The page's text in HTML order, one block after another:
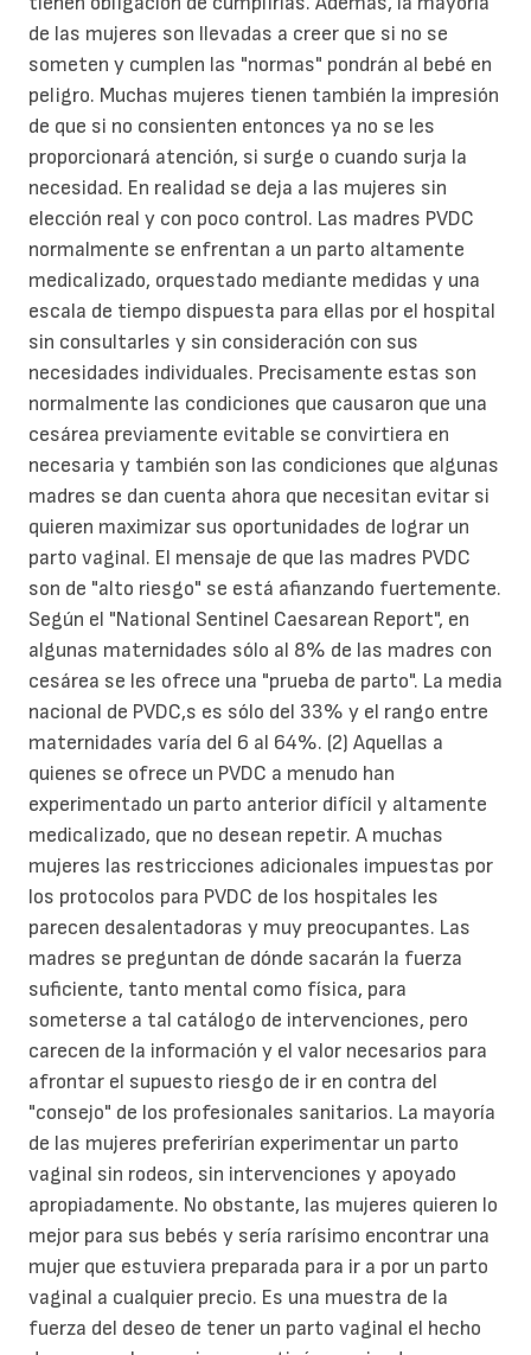
de las mujeres son llevadas a creer que si no se
someten y cumplen las "normas" pondrán al bebé en
peligro. Muchas mujeres tienen también la impresión
de que si no consienten entonces ya no se les
proporcionará atención, si surge o cuando surja la
necesidad. En realidad se deja a las mujeres sin
elección real y con poco control. Las madres PVDC
normalmente se enfrentan a un parto altamente
medicalizado, orquestado mediante medidas y una
escala de tiempo dispuesta para ellas por el hospital
sin consultarles y sin consideración con sus
necesidades individuales. Precisamente estas son
normalmente las condiciones que causaron que una
cesárea previamente evitable se convirtiera en
necesaria y también son las condiciones que algunas
madres se dan cuenta ahora que necesitan evitar si
quieren maximizar sus oportunidades de lograr un
parto vaginal. El mensaje de que las madres PVDC
son de "alto riesgo" se está afianzando fuertemente.
Según el "National Sentinel Caesarean Report", en
algunas maternidades sólo al 8% de las madres con
cesárea se les ofrece una "prueba de parto". La media
nacional de PVDC,s es sólo del 33% y el rango entre
maternidades varía del 6 al 64%. (2) Aquellas a
quienes se ofrece un PVDC a menudo han
experimentado un parto anterior difícil y altamente
medicalizado, que no desean repetir. A muchas
mujeres las restricciones adicionales impuestas por
los protocolos para PVDC de los hospitales les
parecen desalentadoras y muy preocupantes. Las
madres se preguntan de dónde sacarán la fuerza
suficiente, tanto mental como física, para
someterse a tal catálogo de intervenciones, pero
carecen de la información y el valor necesarios para
afrontar el supuesto riesgo de ir en contra del
"consejo" de los profesionales sanitarios. La mayoría
de las mujeres preferirían experimentar un parto
vaginal sin rodeos, sin intervenciones y apoyado
apropiadamente. No obstante, las mujeres quieren lo
mejor para sus bebés y sería rarísimo encontrar una
mujer que estuviera preparada para ir a por un parto
vaginal a cualquier precio. Es una muestra de la
fuerza del deseo de tener un parto vaginal el hecho